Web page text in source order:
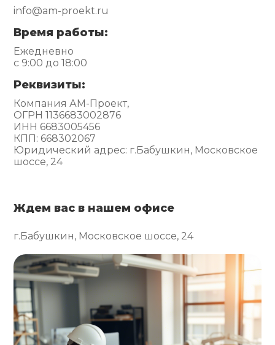
info@am-proekt.ru
Время работы:
Ежедневно
с 9:00 до 18:00
Реквизиты:
Компания АМ-Проект,
ОГРН 1136683002876
ИНН 6683005456
КПП: 668302067
Юридический адрес: г.Бабушкин, Московское
шоссе, 24
Ждем вас в нашем офисе
г.Бабушкин, Московское шоссе, 24